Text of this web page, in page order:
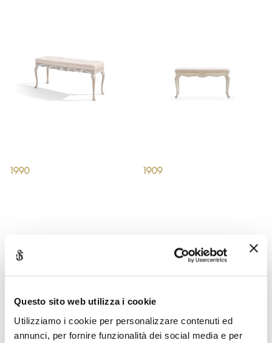
Questo sito web utilizza i cookie
Utilizziamo i cookie per personalizzare contenuti ed
annunci, per fornire funzionalità dei social media e per
1990 1909